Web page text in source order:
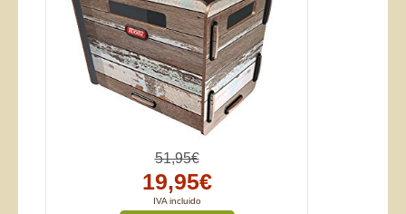
51,95€
19,95€
IVA incluido